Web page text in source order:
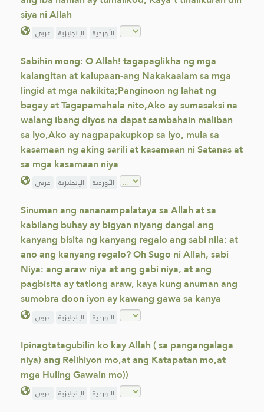
siya ni Allah
عربي الإنجليزية الأوردية
Sabihin mong: O Allah! tagapaglikha ng mga
kalangitan at kalupaan-ang Nakakaalam sa mga
lingid at mga nakikita;Panginoon ng lahat ng
bagay at Tagapamahala nito,Ako ay sumasaksi na
walang ibang diyos na dapat sambahain maliban
sa Iyo,Ako ay nagpapakupkop sa Iyo, mula sa
kasamaan ng aking sarili at kasamaan ni Satanas at
sa mga kasamaan niya
عربي الإنجليزية الأوردية
Sinuman ang nananampalataya sa Allah at sa
kabilang buhay ay bigyan niyang dangal ang
kanyang bisita ng kanyang regalo ang sabi nila: at
ano ang kanyang regalo? Oh Sugo ni Allah, sabi
Niya: ang araw niya at ang gabi niya, at ang
pagbisita ay tatlong araw, kaya kung anuman ang
sumobra doon iyon ay kawang gawa sa kanya
عربي الإنجليزية الأوردية
Ipinagtatagubilin ko kay Allah ( sa pangangalaga
niya) ang Relihiyon mo,at ang Katapatan mo,at
mga Huling Gawain mo))
عربي الإنجليزية الأوردية